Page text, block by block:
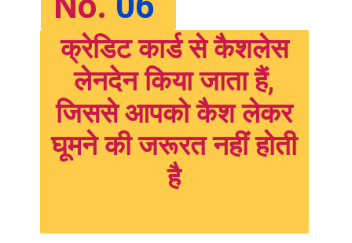
क्रेडिट कार्ड से कैशलेस
लेनदेन किया जाता हैं,
जिससे आपको कैश लेकर
घूमने की जरूरत नहीं होती
है